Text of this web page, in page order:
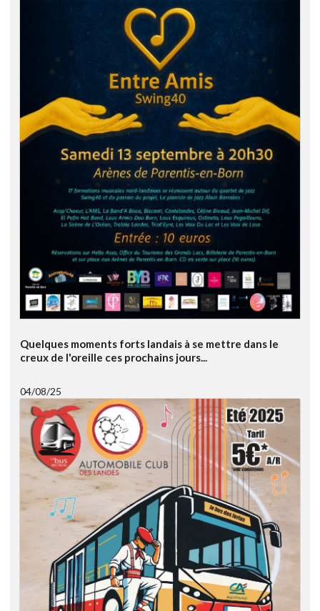
Quelques moments forts landais à se mettre dans le
creux de l'oreille ces prochains jours...
04/08/25